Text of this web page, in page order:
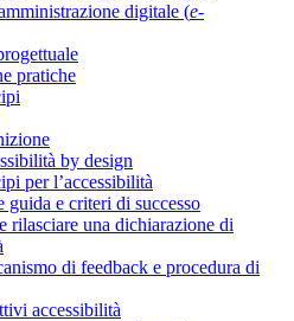
digitale (e-
pratiche
by design
per l’accessibilità
guida e criteri di successo
rilasciare una dichiarazione di
di feedback e procedura di
accessibilità